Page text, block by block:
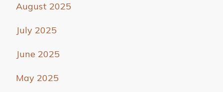
August 2025
July 2025
June 2025
May 2025